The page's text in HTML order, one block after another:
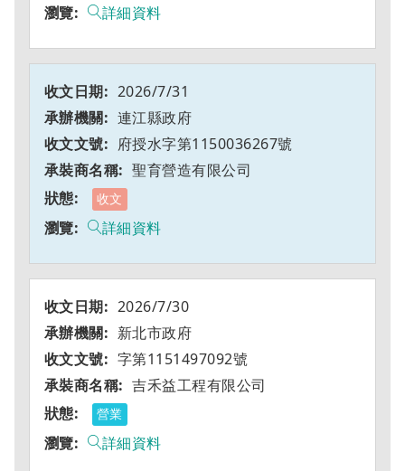
詳細資料
2026/7/31
連江縣政府
府授水字第1150036267號
聖育營造有限公司
收文
詳細資料
2026/7/30
新北市政府
字第1151497092號
吉禾益工程有限公司
營業
詳細資料